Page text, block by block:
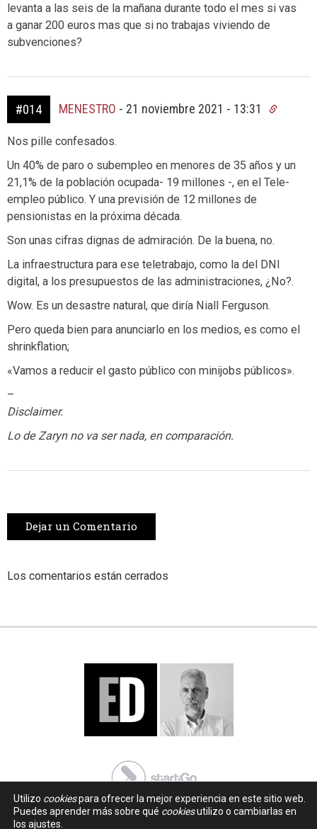
levanta a las seis de la mañana durante todo el mes si vas
a ganar 200 euros mas que si no trabajas viviendo de
subvenciones?
#014 MENESTRO - 21 noviembre 2021 - 13:31
Nos pille confesados.
Un 40% de paro o subempleo en menores de 35 años y un
21,1% de la población ocupada- 19 millones -, en el Tele-
empleo público. Y una previsión de 12 millones de
pensionistas en la próxima década.
Son unas cifras dignas de admiración. De la buena, no.
La infraestructura para ese teletrabajo, como la del DNI
digital, a los presupuestos de las administraciones, ¿No?.
Wow. Es un desastre natural, que diría Niall Ferguson.
Pero queda bien para anunciarlo en los medios, es como el
shrinkflation;
«Vamos a reducir el gasto público con minijobs públicos».
–
Disclaimer.
Lo de Zaryn no va ser nada, en comparación.
Dejar un Comentario
Los comentarios están cerrados
Utilizo cookiespara ofrecer la mejor experiencia en este sitio web.
Puedes aprender más sobre qué cookiesutilizo o cambiarlas en
los ajustes.